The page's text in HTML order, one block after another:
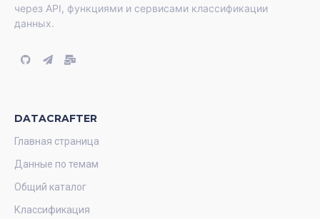
через API, функциями и сервисами классификации
данных.
DATACRAFTER
Главная страница
Данные по темам
Общий каталог
Классификация